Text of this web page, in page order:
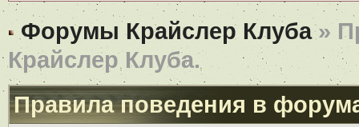
Форумы Крайслер Клуба»
Крайслер Клуба.
Правила поведения в